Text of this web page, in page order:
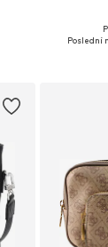
Poslední